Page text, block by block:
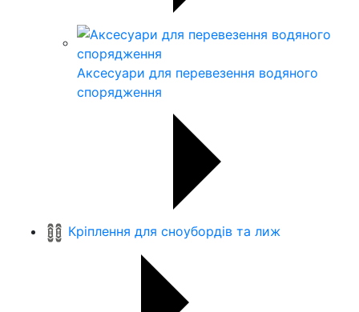
Аксесуари для перевезення водяного
спорядження
Кріплення для сноубордів та лиж